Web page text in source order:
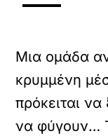
Μια ομάδα
κρυμμένη
πρόκειται
να φύγουν…